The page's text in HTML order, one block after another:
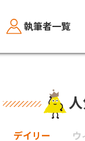
執筆者一覧
デイリー ウ